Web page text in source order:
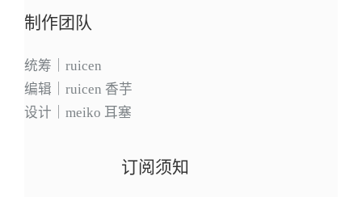
制作团队
统筹｜ruicen
编辑｜ruicen 香芋
设计｜meiko 耳塞
订阅须知